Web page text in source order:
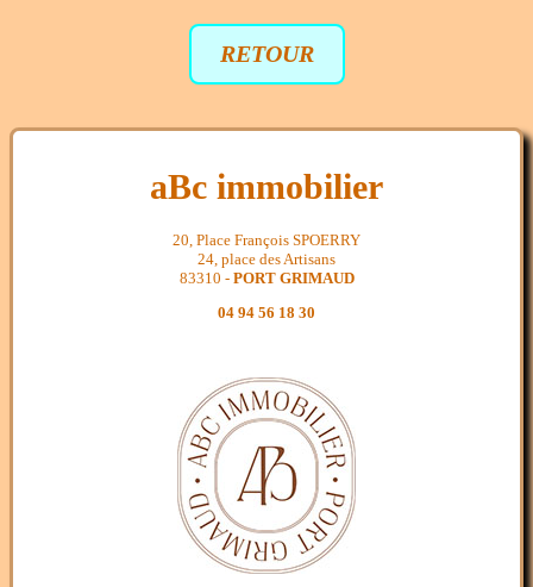
RETOUR
aBc immobilier
20, Place François SPOERRY
24, place des Artisans
83310 - PORT GRIMAUD
04 94 56 18 30